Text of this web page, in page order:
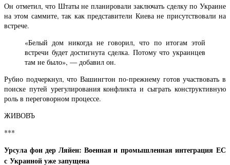
Он отметил, что Штаты не планировали заключать сделку по Украине
на этом саммите, так как представители Киева не присутствовали на
встрече.
«Белый дом никогда не говорил, что по итогам этой
встречи будет достигнута сделка. Потому что украинцев
там не было», — добавил он.
Рубио подчеркнул, что Вашингтон по-прежнему готов участвовать в
поиске путей урегулирования конфликта и сыграть конструктивную
роль в переговорном процессе.
ЖИВОВЪ
***
Урсула фон дер Ляйен: Военная и промышленная интеграция ЕС
с Украиной уже запущена